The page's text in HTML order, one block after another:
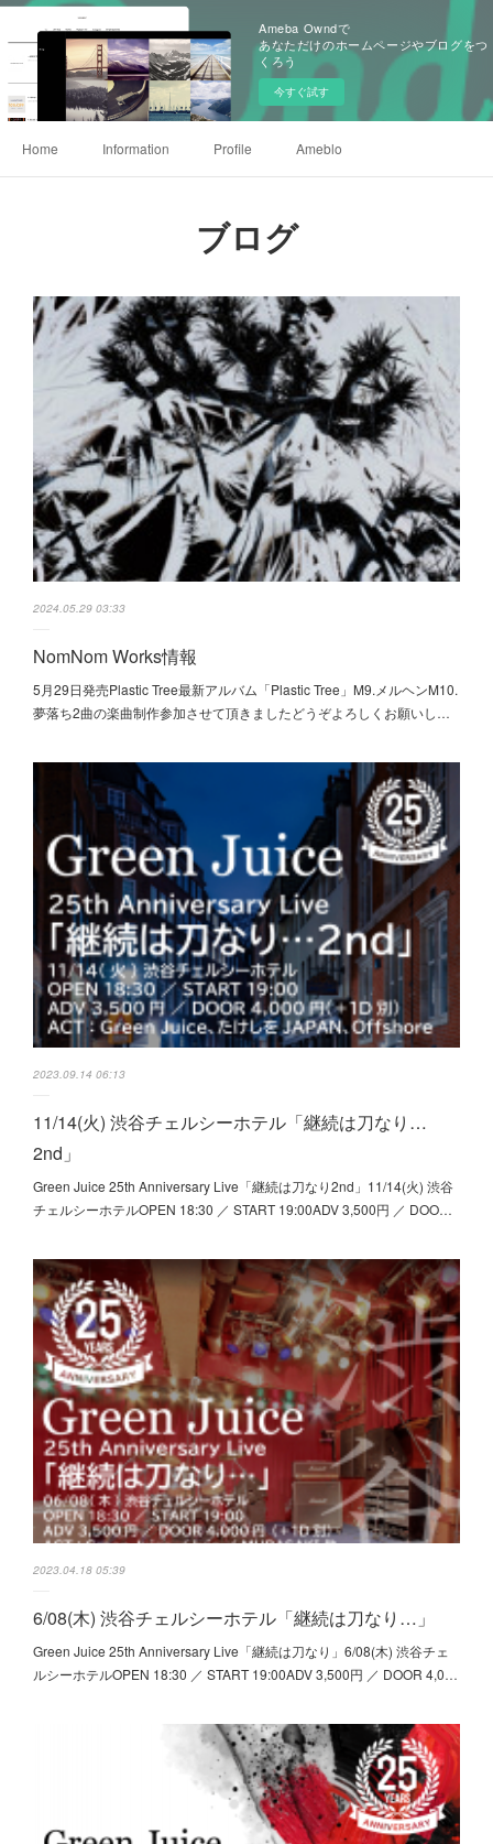
Ameba Owndで
あなただけのホームページやブログをつ
くろう
今すぐ試す
Home Information Profile Ameblo
ブログ
2024.05.29 03:33
NomNom Works情報
5月29日発売Plastic Tree最新アルバム「Plastic Tree」M9.メルヘンM10.
夢落ち2曲の楽曲制作参加させて頂きましたどうぞよろしくお願いし…
2023.09.14 06:13
11/14(火) 渋谷チェルシーホテル「継続は刀なり…
2nd」
Green Juice 25th Anniversary Live「継続は刀なり2nd」11/14(火) 渋谷
チェルシーホテルOPEN 18:30 ／ START 19:00ADV 3,500円 ／ DOO…
2023.04.18 05:39
6/08(木) 渋谷チェルシーホテル「継続は刀なり…」
Green Juice 25th Anniversary Live「継続は刀なり」6/08(木) 渋谷チェ
ルシーホテルOPEN 18:30 ／ START 19:00ADV 3,500円 ／ DOOR 4,0…